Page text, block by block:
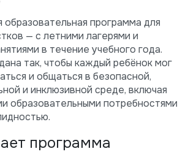
образовательная программа для
— с летними лагерями и
в течение учебного года.
так, чтобы каждый ребёнок мог
и общаться в безопасной,
и инклюзивной среде, включая
образовательными потребностями
программа